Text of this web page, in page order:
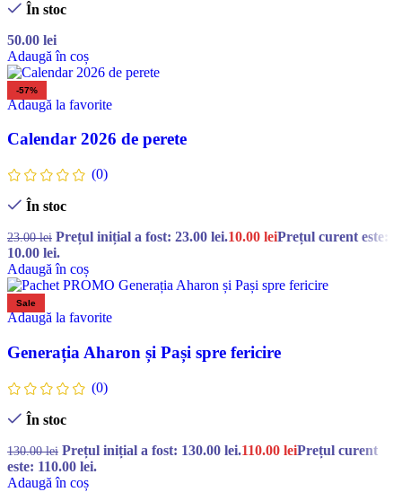
În stoc
50.00 lei
Adaugă în coș
-57%
Adaugă la favorite
Calendar 2026 de perete
(0)
În stoc
23.00lei Prețul inițial a fost: 23.00 lei.10.00 leiPrețul curent este:
10.00 lei.
Adaugă în coș
Sale
Adaugă la favorite
Generația Aharon și Pași spre fericire
(0)
În stoc
130.00lei Prețul inițial a fost: 130.00 lei.110.00 leiPrețul curent
este: 110.00 lei.
Adaugă în coș